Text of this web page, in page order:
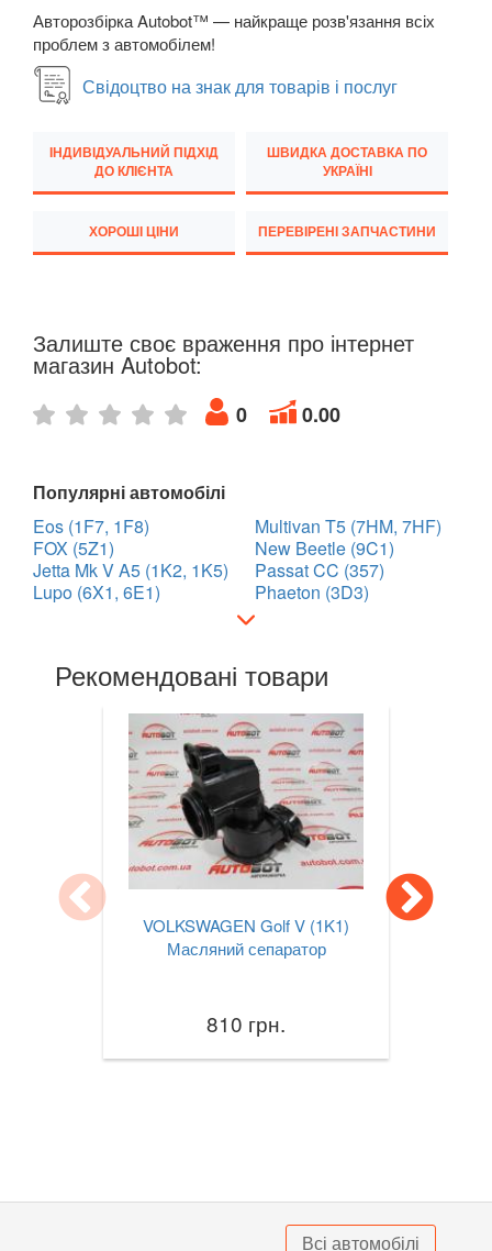
Golf V Variant (1K5)
Golf V Plus (5М1)
Golf VI (5K1)
Golf VI Cabrio (517)
Golf VI Variant (AJ5)
Golf VI Plus (521)
Golf VII Variant (BA5)
Golf VII Sportsvan
Golf VIII
ID.3
ID.4
ID.5
Jetta Mk V A5 (1K2, 1K5)
Jetta Mk VI A6 (5C6)
Jetta Mk VII A7
Lupo (6X1, 6E1)
Multivan T5 (7HM, 7HF)
Passat B6 (3С2, 3С5)
Passat CC (357)
Авторозбірка Autobot™ — найкраще розв'язання всіх
проблем з автомобілем!
Свідоцтво на знак для товарів і послуг
ІНДИВІДУАЛЬНИЙ ПІДХІД
ДО КЛІЄНТА
ШВИДКА ДОСТАВКА ПО
УКРАЇНІ
ХОРОШІ ЦІНИ ПЕРЕВІРЕНІ ЗАПЧАСТИНИ
Залиште своє враження про інтернет
магазин Autobot:
0 0.00
Популярні автомобілі
Eos (1F7, 1F8)
FOX (5Z1)
Jetta Mk V A5 (1K2, 1K5)
Lupo (6X1, 6E1)
Multivan T5 (7HM, 7HF)
New Beetle (9C1)
Passat CC (357)
Phaeton (3D3)
Рекомендовані товари
VOLKSWAGEN Golf V (1K1)
Масляний сепаратор
810 грн.
Всі автомобілі